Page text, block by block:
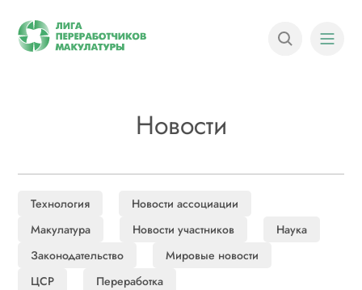
Новости
Технология
Новости ассоциации
Макулатура
Новости участников
Наука
Законодательство
Мировые новости
ЦСР
Переработка